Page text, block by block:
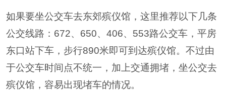
如果要坐公交车去东郊殡仪馆，这里推荐以下几条
公交线路：672、650、406、553路公交车，平房
东口站下车，步行890米即可到达殡仪馆。不过由
于公交车时间点不统一，加上交通拥堵，坐公交去
殡仪馆，容易出现堵车的情况。